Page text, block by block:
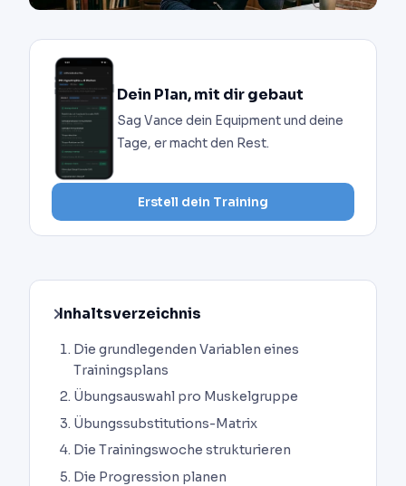
Dein Plan, mit dir gebaut
Sag Vance dein Equipment und deine
Tage, er macht den Rest.
Erstell dein Training
Inhaltsverzeichnis
Die grundlegenden Variablen eines
Trainingsplans
Übungsauswahl pro Muskelgruppe
Übungssubstitutions-Matrix
Die Trainingswoche strukturieren
Die Progression planen